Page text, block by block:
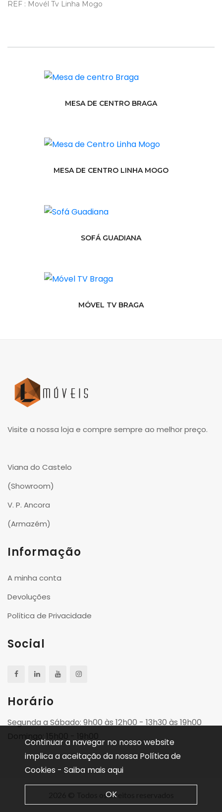
REF : Movél Tv Linha Mogo
MESA DE CENTRO BRAGA
MESA DE CENTRO LINHA MOGO
SOFÁ GUADIANA
MÓVEL TV BRAGA
Visite a nossa loja e compre sempre ao melhor preço.
Viana do Castelo
(Showroom)
V. P. Ancora
(Armazém)
Informação
A minha conta
Devoluções
Política de Privacidade
Social
Horário
Segunda a Sábado: 9h00 às 12h00 - 13h30 às 19h00
Domingo: 15h00 - 19h00
2026 © Todos os direitos reservados
Continuar a navegar no nosso website
implica a aceitação da nossa Política de
Cookies - Saiba mais aqui
OK